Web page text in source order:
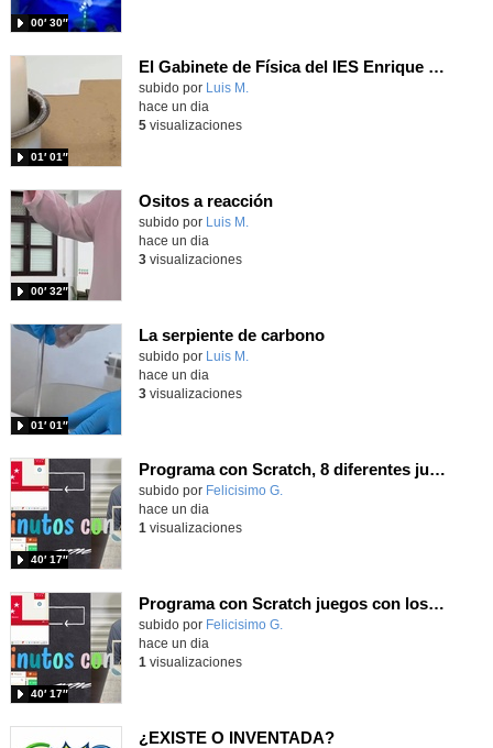
00′ 30″
El Gabinete de Física del IES Enrique Tierno Galván de Parla (Curso 25-26)
Contenido educativo.
subido por Luis M.
01′ 01″
hace un dia
5visualizaciones
Ositos a reacción
Contenido educativo.
subido por Luis M.
00′ 32″
hace un dia
3visualizaciones
La serpiente de carbono
Contenido educativo.
subido por Luis M.
01′ 01″
hace un dia
3visualizaciones
Programa con Scratch, 8 diferentes juegos para vivir la emoción de los partidos de España en el mundial 2026
Contenido educativo.
subido por Felicisimo G.
40′ 17″
hace un dia
1 visualizaciones
Programa con Scratch juegos con los partidos del mundial 2026 ganados por España
Contenido educativo.
subido por Felicisimo G.
40′ 17″
hace un dia
1 visualizaciones
¿EXISTE O INVENTADA?